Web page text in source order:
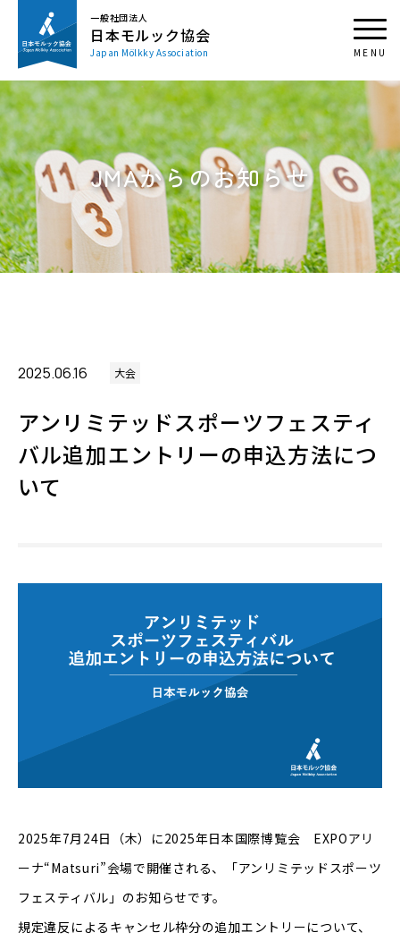
一般社団法人
日本モルック協会
Japan Mölkky Association
JMAからのお知らせ
2025.06.16 大会
アンリミテッドスポーツフェスティ
バル追加エントリーの申込方法につ
いて
2025年7月24日（木）に2025年日本国際博覧会 EXPOアリ
ーナ“Matsuri”会場で開催される、「アンリミテッドスポーツ
フェスティバル」のお知らせです。
規定違反によるキャンセル枠分の追加エントリーについて、